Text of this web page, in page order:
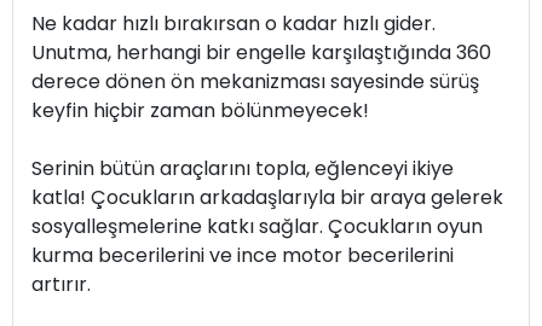
Ne kadar hızlı bırakırsan o kadar hızlı gider.
Unutma, herhangi bir engelle karşılaştığında 360
derece dönen ön mekanizması sayesinde sürüş
keyfin hiçbir zaman bölünmeyecek!
Serinin bütün araçlarını topla, eğlenceyi ikiye
katla! Çocukların arkadaşlarıyla bir araya gelerek
sosyalleşmelerine katkı sağlar. Çocukların oyun
kurma becerilerini ve ince motor becerilerini
artırır.